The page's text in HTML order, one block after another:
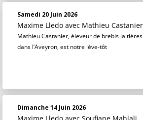
Samedi 20 Juin 2026
Maxime Lledo avec Mathieu Castanier
Mathieu Castanier, éleveur de brebis
dans l’Aveyron, est notre lève-tôt
Dimanche 14 Juin 2026